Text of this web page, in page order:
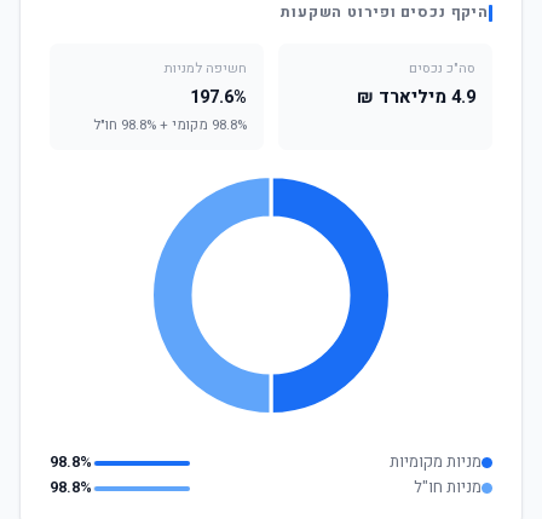
היקף נכסים ופירוט השקעות
סה"כ נכסים
4.9 מיליארד ₪
חשיפה למניות
197.6%
98.8% מקומי + 98.8% חו"ל
מניות מקומיות
98.8%
מניות חו"ל
98.8%